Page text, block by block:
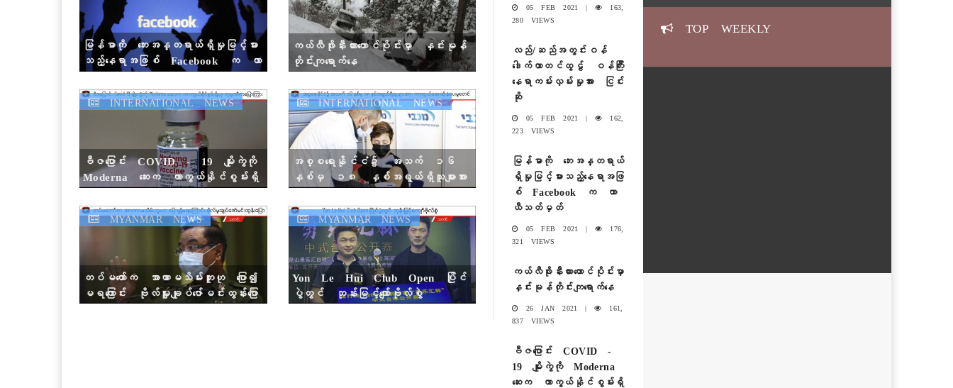
မြန်မာကို ဘေးအန္တရာယ်ရှိမှုမြင့်မား
သည့်နေရာအဖြစ် Facebook က ယာ
ယီသတ်မှတ်
ကယ်လီဖိုးနီးယားတောင်ပိုင်းမှာ နှင်းမုန်
တိုင်းကျရောက်နေ
ဗီဇပြောင်း COVID - 19 မျိုးကွဲကို
Moderna ဆေးက ကာကွယ်နိုင်စွမ်းရှိ
ဟု ကုမ္ပဏီကပြောကြား
INTERNATIONAL NEWS
အစ္စရေးနိုင်ငံ၌ အသက် ၁၆
နှစ်မှ ၁၈ နှစ်အရွယ်ရှိသူများအား
ကာကွယ်ဆေးထိုးနှံပေးမှု စတင်
INTERNATIONAL NEWS
တပ်မတော်က အာဏာမသိမ်းဘူးဟု ပြော၍
မရကြောင်း ဗိုလ်မှူးချုပ်ဇော်မင်းထွန်းပြော
MYANMAR NEWS
Yon Le Hui Club Open ပြိုင်
ပွဲတွင် ဘုန်းမြင့်ကျော်ဗိုလ်စွဲ
MYANMAR NEWS
05 FEB 2021 |
163,
280 VIEWS
လည်/ဆည်အတွင်းဝန်
ဒေါက်တာတင်ထွဠ် ဝန်ကြီး
နေရာကမ်းလှမ်းမှုအား ငြင်း
ဆို
05 FEB 2021 |
162,
223 VIEWS
မြန်မာကို ဘေးအန္တရာယ်
ရှိမှုမြင့်မားသည့်နေရာအဖြ
စ် Facebook က ယာ
ယီသတ်မှတ်
05 FEB 2021 |
176,
321 VIEWS
ကယ်လီဖိုးနီးယားတောင်ပိုင်းမှာ
နှင်းမုန်တိုင်းကျရောက်နေ
26 JAN 2021 |
161,
837 VIEWS
ဗီဇပြောင်း COVID -
19 မျိုးကွဲကို Moderna
ဆေးက ကာကွယ်နိုင်စွမ်းရှိ
TOP WEEKLY